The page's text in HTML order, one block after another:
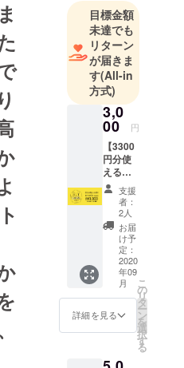
自家製で提
供してま
す。
大阪のホテ
ルと高知で
レストラン
を料理長と
して20年以
上の経験を
生かしたお
料理です。
目標金額
未達でも
リターン
が届きま
す(All-in
方式)
3,0
00 円
【3300
円分使
えるの
BUY
LOCAL
nagoya
カー
ド】 ・
店舗で
使える
3300円
分の食
券カー
ドをお
渡しい
たしま
カード
支援
者：
2人
お届
け予
定：
2020
年09
月
詳細を見る
こ
の
リ
タ
ー
ン
を
選
択
す
る